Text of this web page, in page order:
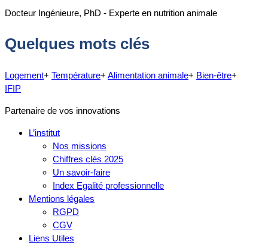
Docteur Ingénieure, PhD - Experte en nutrition animale
Quelques mots clés
Logement+ Température+ Alimentation animale+ Bien-être+
IFIP
Partenaire de vos innovations
L’institut
Nos missions
Chiffres clés 2025
Un savoir-faire
Index Egalité professionnelle
Mentions légales
RGPD
CGV
Liens Utiles